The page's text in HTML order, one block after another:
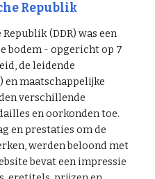
Republik
(DDR) was een
bodem - opgericht op 7
de leidende
en maatschappelijke
verschillende
en oorkonden toe.
en prestaties om de
werden beloond met
bevat een impressie